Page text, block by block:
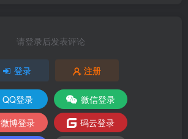
请登录后发表评论
登录 注册
QQ登录
微信登录
微博登录
码云登录